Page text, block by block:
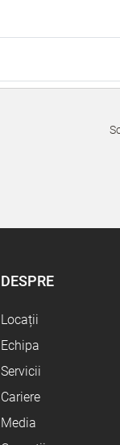
DESPRE
Locații
Echipa
Servicii
Cariere
Media